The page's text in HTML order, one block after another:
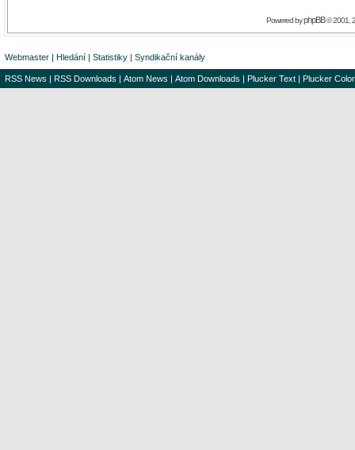
Powered byphpBB© 2001,
Webmaster | Hledání | Statistiky | Syndikační kanály
RSS News | RSS Downloads | Atom News | Atom Downloads | Plucker Text | Plucker Color